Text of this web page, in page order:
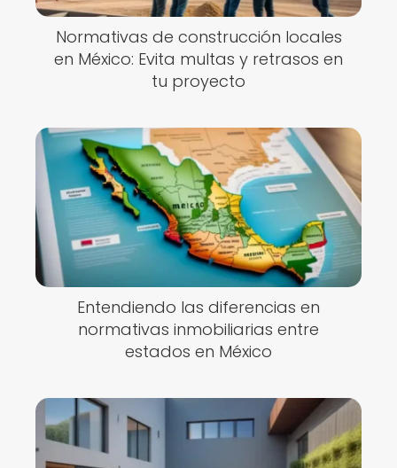
Normativas de construcción locales
en México: Evita multas y retrasos en
tu proyecto
Entendiendo las diferencias en
normativas inmobiliarias entre
estados en México